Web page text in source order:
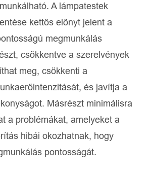
A lámpatestek
kettős előnyt jelent a
megmunkálás
csökkentve a szerelvények
meg, csökkenti a
és javítja a
Másrészt minimálisra
a problémákat, amelyeket a
hibái okozhatnak, hogy
pontosságát.